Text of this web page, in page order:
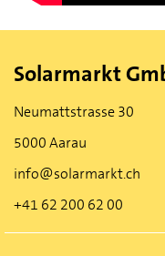
Solarmarkt
Neumattstrasse 30
5000 Aarau
info@solarmarkt.ch
+41 62 200 62 00